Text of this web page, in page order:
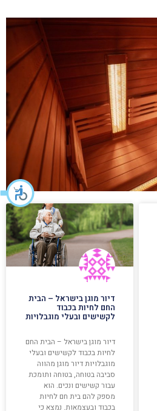
דיור מוגן בישראל – הבית
החם לחיות בכבוד
לקשישים ובעלי מוגבלויות
דיור מוגן בישראל – הבית החם
לחיות בכבוד לקשישים ובעלי
מוגבלויות דיור מוגן מהווה
סביבה בטוחה, בטוחה ותומכת
עבור קשישים ונכים. הוא
מספק להם בית חם לחיות
בכבוד ובעצמאות. נמצא כי